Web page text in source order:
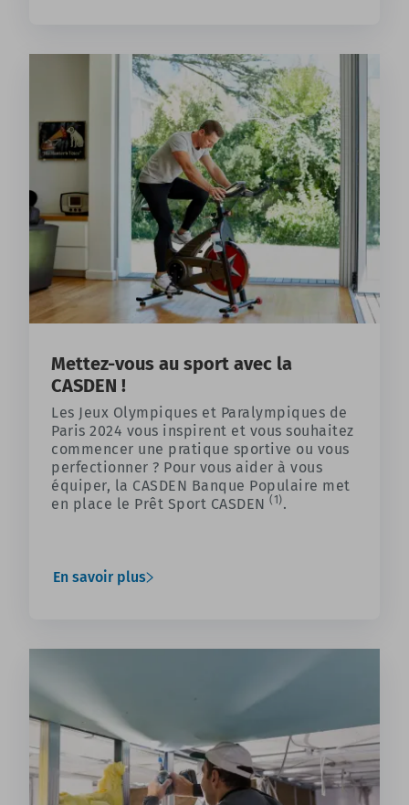
Mettez-vous au sport avec la
CASDEN !
Les Jeux Olympiques et Paralympiques de
Paris 2024 vous inspirent et vous souhaitez
commencer une pratique sportive ou vous
perfectionner ? Pour vous aider à vous
équiper, la CASDEN Banque Populaire met
en place le Prêt Sport CASDEN (1).
En savoir plus